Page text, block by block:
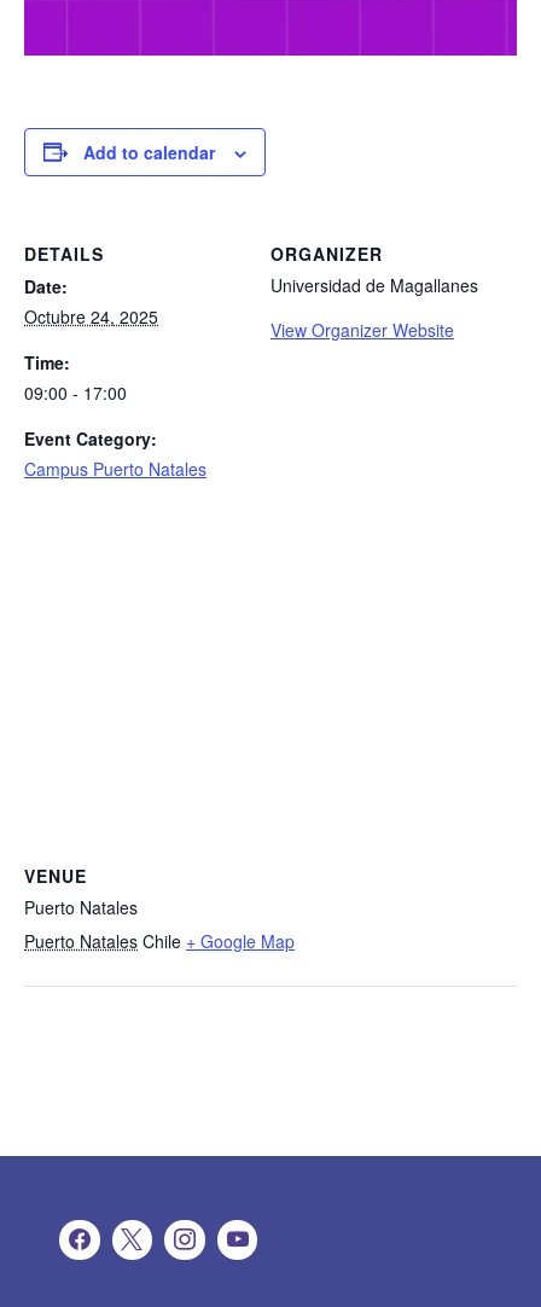
Add to calendar
DETAILS
Date:
Octubre 24, 2025
Time:
09:00 - 17:00
Event Category:
Campus Puerto Natales
ORGANIZER
Universidad de Magallanes
View Organizer Website
VENUE
Puerto Natales
Puerto Natales Chile + Google Map